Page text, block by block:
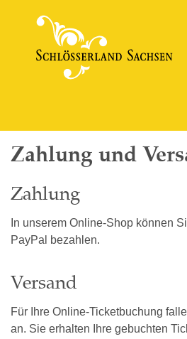
Zahlung und
Zahlung
In unserem Online-Shop können
PayPal bezahlen.
Versand
Für Ihre Online-Ticketbuchung
an. Sie erhalten Ihre gebuchten